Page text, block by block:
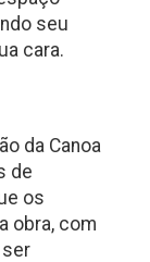
seu
cara.
da Canoa
de
os
obra, com
ser